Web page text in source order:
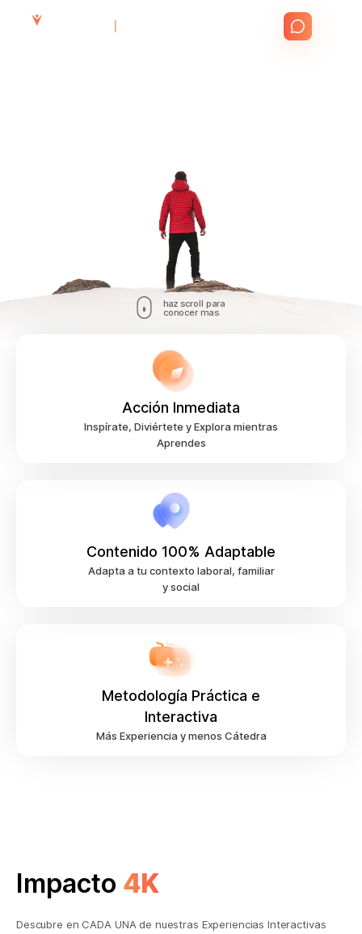
haz scroll para
conocer mas
Metodología Práctica e
Interactiva
Más Experiencia y menos Cátedra
Contenido 100% Adaptable
Adapta a tu contexto laboral, familiar
y social
Acción Inmediata
Inspírate, Diviértete y Explora mientras
Aprendes
Impacto 4K
Descubre en CADA UNA de nuestras Experiencias Interactivas